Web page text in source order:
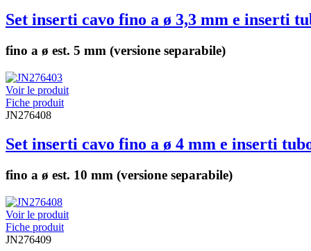
Set inserti cavo fino a ø 3,3 mm e inserti
fino a ø est. 5 mm (versione separabile)
Voir le produit
Fiche produit
JN276408
Set inserti cavo fino a ø 4 mm e inserti
fino a ø est. 10 mm (versione separabile)
Voir le produit
Fiche produit
JN276409